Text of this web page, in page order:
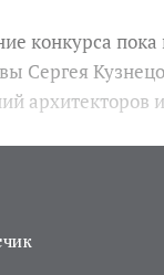
конкурса
Сергея
архитекторов